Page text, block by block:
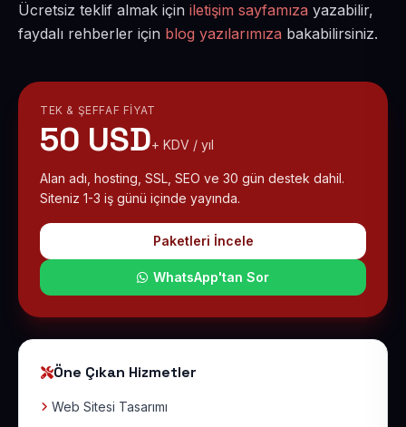
Ücretsiz teklif almak için iletişim sayfamıza yazabilir,
faydalı rehberler için blog yazılarımıza bakabilirsiniz.
TEK & ŞEFFAF FIYAT
50 USD+ KDV / yıl
Alan adı, hosting, SSL, SEO ve 30 gün destek dahil.
Siteniz 1-3 iş günü içinde yayında.
Paketleri İncele
WhatsApp'tan Sor
Öne Çıkan Hizmetler
Web Sitesi Tasarımı